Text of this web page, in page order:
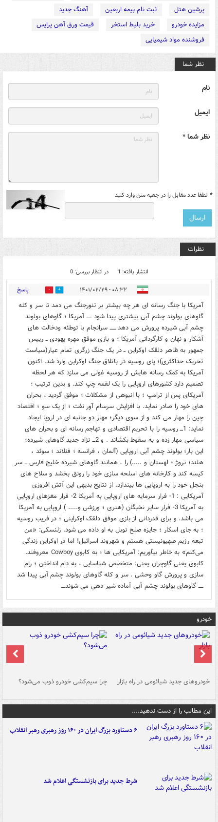
پرشین هتل
ثبت نام بیمه اربعین
آهنگ جدید
مزایده خودرو
خرید بلیط استخر
قیمت ورق آهن پرایس
فروشنده مواد شیمیایی
نظر شما
نام
ایمیل
نظر شما *
* لطفا عدد مقابل را در جعبه متن وارد کنید
نظرات
انتشار یافته: 1 در انتظار بررسی: 0
۰۸:۳۲ - ۱۴۰۱/۰۲/۲۹ 0 پاسخ
آمریکا با جنگ رسانه ای هر چه بیشتر بر تنورجنگ می دمد تا سر و کله
گاوهای بولوند چشم آبی بیشتری پیدا شود ـــــ آمریکا ؛ گاوهای بولوند
چشم آبی شیرده پرورش می دهد ــــــ سرانجام با توطئه ودخالت های
آشکار و نهان و کارگردانی آمریکا ؛ و بازی موفق مهره یهودی ــ رییس
جمهور به ظاهر دلقک اوکراین ــ در یک جنگ زرگری تمام عیار(سیاست
تحریک حداکثری)؛ پای روسیه در باتلاق جنگ اوکراین وارد شد. اکنون
آمریکا به کمک رسانه هایش از روسیه غولی می سازد که هر لحظه
تصمیم دارد کشورهای اروپایی را یک لقمه چپ کند. و بدین ترتیب ؛
آمریکای پس از ترامپ ؛ با انبوهی از مشکلات ؛ موفق گردید ، بحران
های خود را صادر نماید. با افزایش سرسام آور نفت ؛ از یک سو ؛ اقتصاد
چین را مهار می کند و از سوی دیگر؛ مهار دو جانبه ای در اروپا ایجاد
نماید: 1ـــ روسیه را با تحریم اقتصادی و تهاجم رسانه ای و بحران های
سیاسی مهار زده و به سقوط بکشاند . و 2ـــ نژاد جدید گاوهای شیرده؛
این بار؛ بولوند چشم آبی اروپایی (آلمان ، فرانسه ؛ فنلاند ؛ سوئد ،
هلند؛ نروژ ؛ لهستان و .....) را ــ همانند گاوهای شیرده خلیج فارس ــ سر
کیسه کند و کارخانه های اسلحه سازی خود را رونق بخشد و سلاح های
بنجل خود را به اروپایی ها بیندازد. از نتایج بدیهی این آتش افروزی
آمریکایی : 1- فرار سرمایه های اروپایی به آمریکا 2- فرار مغزهای اروپایی
به آمریکا 3- فرار سایر نخبگان (هنری ؛ ورزشی و..... ) اروپایی به آمریکا
می باشد. و برای قدردانی از بازی موفق دلقک اوکراینی ؛ در فریب روسیه
؛ به جای اسکار ؛ جایزه صلح نوبل به او داده می شود. زلنسکی: «من
تبعه رژیم صهیونیستی هستم و شهروند اسرائیل! اما در اوکراین زندگی
می‌کنم» به خاطر بیآوریم: آمریکایی ها ؛ به کابوی Cowboy معروفند.
کابوی یعنی گاوچران یعنی: متخصص شناسایی ، به دام انداختن ؛ رام
سازی و پرورش گاو وحشی . سر و کله گاوهای بولوند چشم آبی پیدا شد
ـــــ گاوهای بولوند چشم آبی آماده شیر دهی می شوندــــ
خودرو
خودروهای جدید شیائومی در راه بازار چرا سیم‌کشی خودرو ذوب می‌شود؟
این مطالب را از دست ندهید....
۶ دستاورد بزرگ ایران در ۱۶۰ روز رهبری رهبر انقلاب
شرط جدید برای بازنشستگی اعلام شد